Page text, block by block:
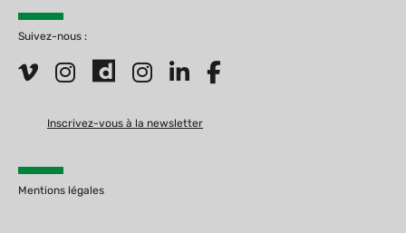
Suivez-nous :
Inscrivez-vous à la newsletter
Mentions légales